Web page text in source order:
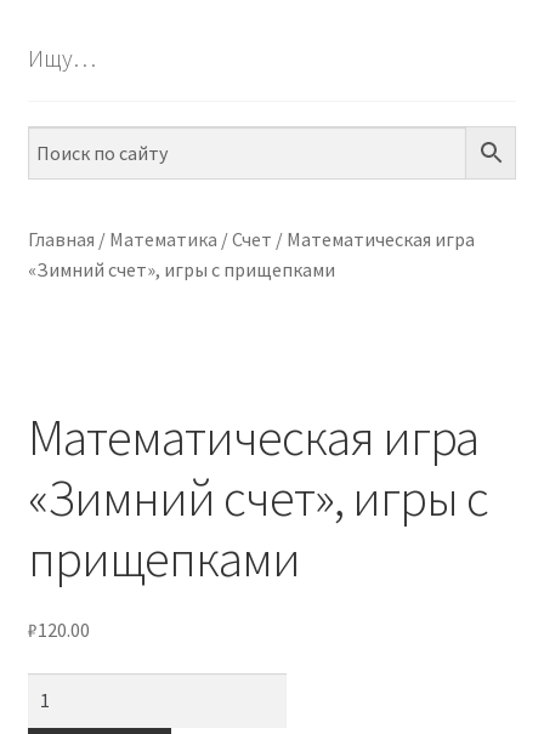
ПО НАВЫКАМ
МЕТОДИКИ
Ищу…
Главная / Математика /Счет / Математическая игра
«Зимний счет», игры с прищепками
Математическая игра
«Зимний счет», игры с
прищепками
₽120.00